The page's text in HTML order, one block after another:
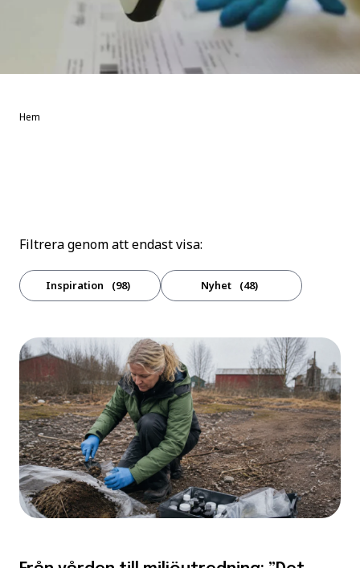
Hem
Filtrera genom att endast visa:
Inspiration 98 Nyhet 48